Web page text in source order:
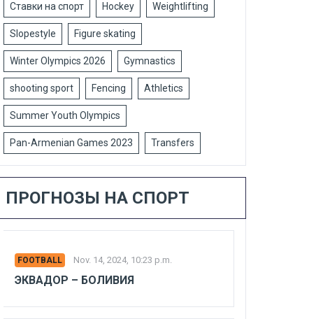
Ставки на спорт Hockey Weightlifting
Slopestyle Figure skating
Winter Olympics 2026 Gymnastics
shooting sport Fencing Athletics
Summer Youth Olympics
Pan-Armenian Games 2023 Transfers
ПРОГНОЗЫ НА СПОРТ
FOOTBALL Nov. 14, 2024, 10:23 p.m.
ЭКВАДОР – БОЛИВИЯ